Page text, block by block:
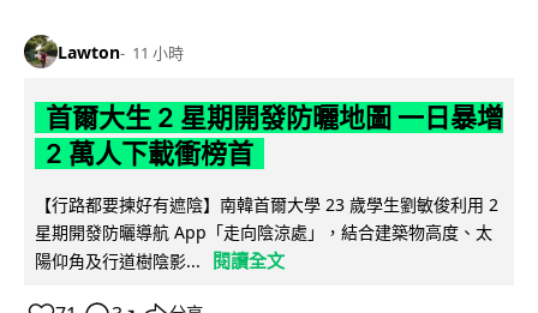
Lawton 11 小時
首爾大生 2 星期開發防曬地圖 一日暴增
2 萬人下載衝榜首
【行路都要揀好有遮陰】南韓首爾大學 23 歲學生劉敏俊利用 2
星期開發防曬導航 App「走向陰涼處」，結合建築物高度、太
陽仰角及行道樹陰影...
閱讀全文